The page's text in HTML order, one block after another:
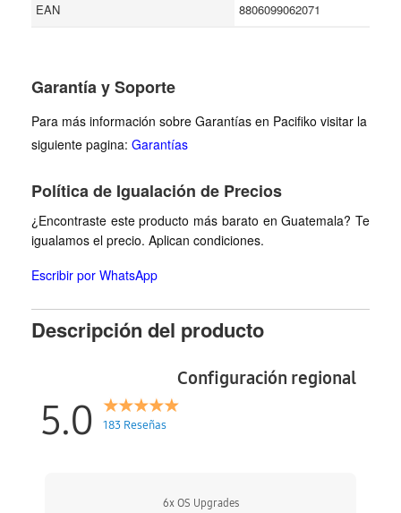
EAN
8806099062071
Garantía y Soporte
Para más información sobre Garantías en Pacifiko visitar la
siguiente pagina: Garantías
Política de Igualación de Precios
¿Encontraste este producto más barato en Guatemala? Te
igualamos el precio. Aplican condiciones.
Escribir por WhatsApp
Descripción del producto
Configuración regional
5.0 183 Reseñas
6x OS Upgrades